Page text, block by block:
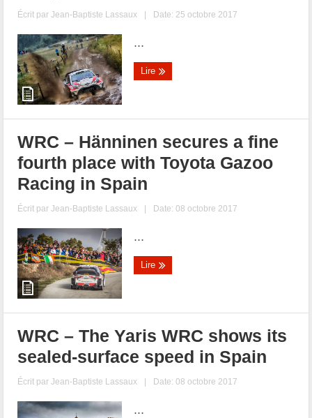
Écrit parJean-Baptiste Lassaux | Date: 25 octobre 2017
...
Lire
WRC – Hänninen secures a fine
fourth place with Toyota Gazoo
Racing in Spain
Écrit parJean-Baptiste Lassaux | Date: 08 octobre 2017
...
Lire
WRC – The Yaris WRC shows its
sealed-surface speed in Spain
Écrit parJean-Baptiste Lassaux | Date: 08 octobre 2017
...